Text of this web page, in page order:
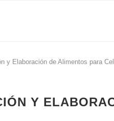
y Elaboración de Alimentos para
Y